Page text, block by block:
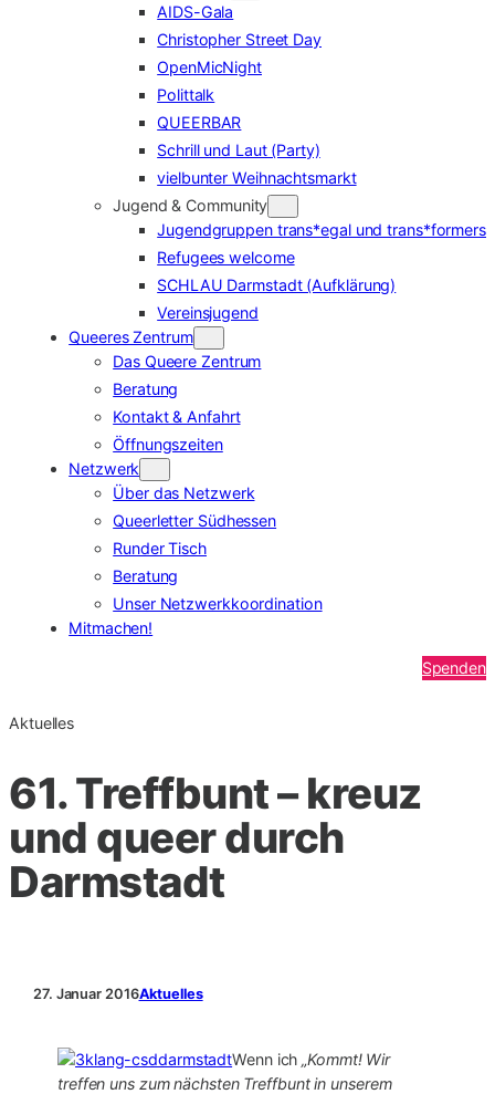
AIDS-Gala
Christopher Street Day
OpenMicNight
Polittalk
QUEERBAR
Schrill und Laut (Party)
vielbunter Weihnachtsmarkt
Jugend & Community
Jugendgruppen trans*egal und trans*formers
Refugees welcome
SCHLAU Darmstadt (Aufklärung)
Vereinsjugend
Queeres Zentrum
Das Queere Zentrum
Beratung
Kontakt & Anfahrt
Öffnungszeiten
Netzwerk
Über das Netzwerk
Queerletter Südhessen
Runder Tisch
Beratung
Unser Netzwerkkoordination
Mitmachen!
Spenden
Aktuelles
61. Treffbunt – kreuz
und queer durch
Darmstadt
27. Januar 2016Aktuelles
Wenn ich„Kommt! Wir
treffen uns zum nächsten Treffbunt in unserem